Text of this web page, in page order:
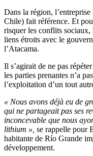
Dans la région,
Chile) fait référence. Et
risquer les conflits sociaux,
liens étroits avec le
l’Atacama.
Il s’agirait de ne pas
les parties prenantes n’a
l’exploitation d’un tout
« Nous avons déjà eu de
qui ne partageait pas ses
inconcevable que nous
lithium », se rappelle pour
habitante de Río Grande
développement.